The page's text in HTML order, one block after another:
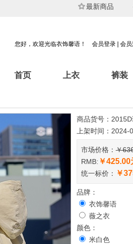
最新商品
您好，欢迎光临衣饰馨语！ 会员登录 会
首页 上衣 裤装
商品货号：
上架时间：2024-
市场价格： ￥
RMB: ￥425.00
统一标价： ￥
品牌：
衣饰馨语
薇之衣
颜色：
米白色